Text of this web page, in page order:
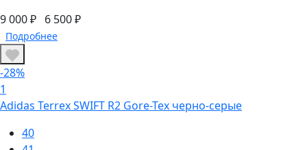
9 000 ₽ 6 500 ₽
Подробнее
-28%
1
Adidas Terrex SWIFT R2 Gore-Tex черно-серые
40